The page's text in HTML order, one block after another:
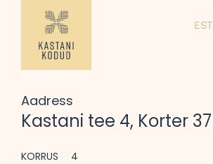
EST
Aadress
Kastani tee 4, Korter 37
KORRUS
4